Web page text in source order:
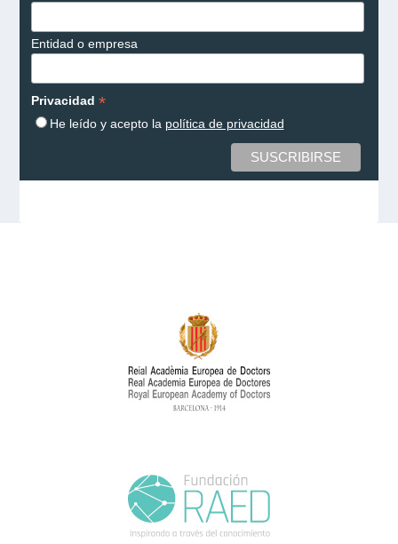
Entidad o empresa
Privacidad *
He leído y acepto la política de privacidad